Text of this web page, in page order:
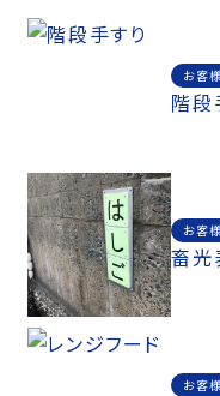
お客
階段
お客
畜光
お客